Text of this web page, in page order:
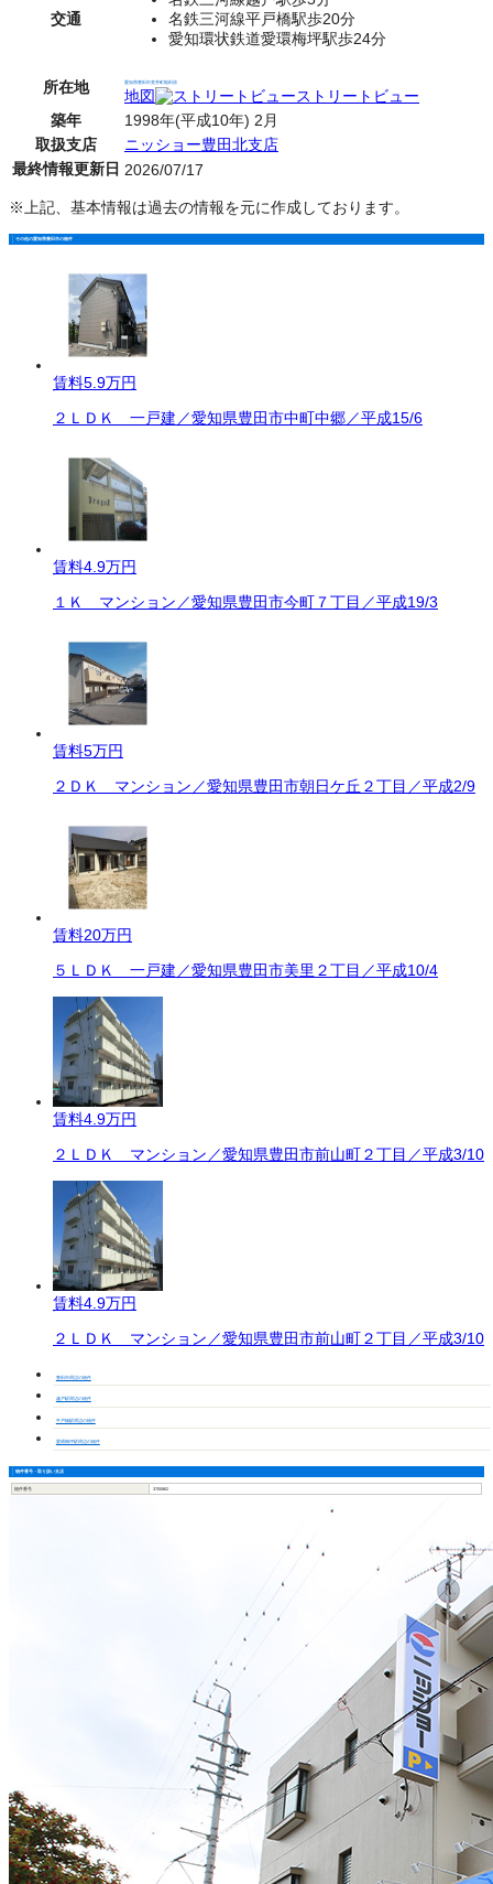
交通
名鉄三河線平戸橋駅歩20分
愛知環状鉄道愛環梅坪駅歩24分
所在地 愛知県豊田市荒井町能田原
地図
ストリートビュー
築年
1998年(平成10年) 2月
取扱支店
ニッショー豊田北支店
最終情報更新日 2026/07/17
※上記、基本情報は過去の情報を元に作成しております。
その他の愛知県豊田市の物件
賃料5.9万円
２ＬＤＫ 一戸建／愛知県豊田市中町中郷／平成15/6
賃料4.9万円
１Ｋ マンション／愛知県豊田市今町７丁目／平成19/3
賃料5万円
２ＤＫ マンション／愛知県豊田市朝日ケ丘２丁目／平成2/9
賃料20万円
５ＬＤＫ 一戸建／愛知県豊田市美里２丁目／平成10/4
賃料4.9万円
２ＬＤＫ マンション／愛知県豊田市前山町２丁目／平成3/10
賃料4.9万円
２ＬＤＫ マンション／愛知県豊田市前山町２丁目／平成3/10
豊田市周辺の物件
越戸駅周辺の物件
平戸橋駅周辺の物件
愛環梅坪駅周辺の物件
物件番号・取り扱い支店
物件番号 3700862